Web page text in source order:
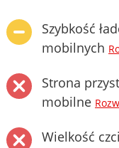
Szybkość
mobilnych
Strona
mobilne
Wielkość